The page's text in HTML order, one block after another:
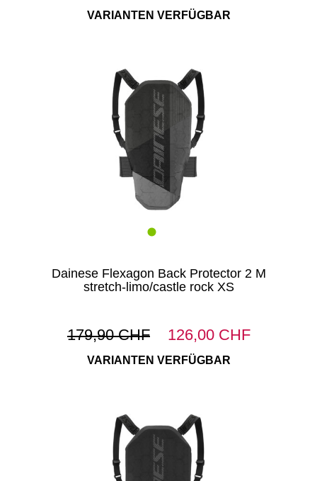
VARIANTEN VERFÜGBAR
Dainese Flexagon Back Protector 2 M
stretch-limo/castle rock XS
179,90 CHF 126,00 CHF
VARIANTEN VERFÜGBAR